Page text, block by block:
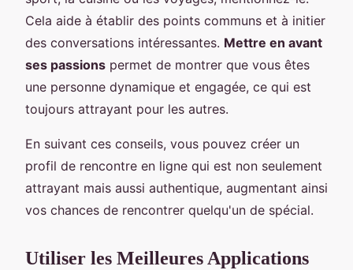
Cela aide à établir des points communs et à initier
des conversations intéressantes. Mettre en avant
ses passions permet de montrer que vous êtes
une personne dynamique et engagée, ce qui est
toujours attrayant pour les autres.
En suivant ces conseils, vous pouvez créer un
profil de rencontre en ligne qui est non seulement
attrayant mais aussi authentique, augmentant ainsi
vos chances de rencontrer quelqu'un de spécial.
Utiliser les Meilleures Applications